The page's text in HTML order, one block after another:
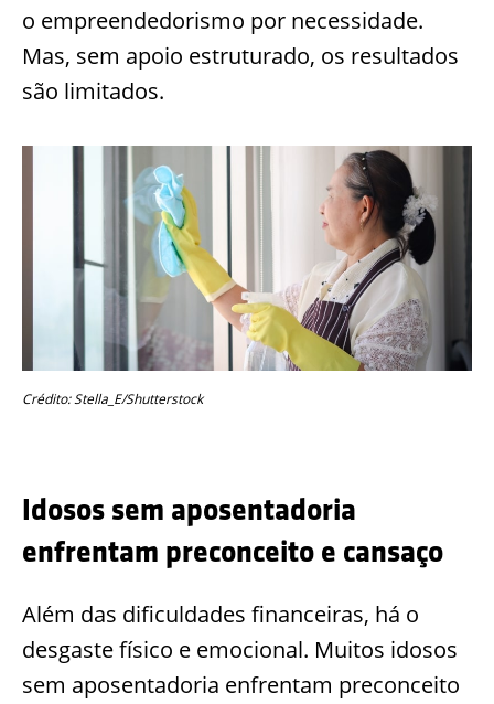
o empreendedorismo por necessidade.
Mas, sem apoio estruturado, os resultados
são limitados.
Crédito: Stella_E/Shutterstock
Idosos sem aposentadoria
enfrentam preconceito e cansaço
Além das dificuldades financeiras, há o
desgaste físico e emocional. Muitos idosos
sem aposentadoria enfrentam preconceito